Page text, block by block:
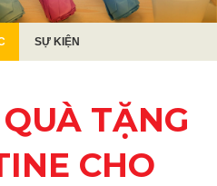
SỰ KIỆN
TẶNG
CHO